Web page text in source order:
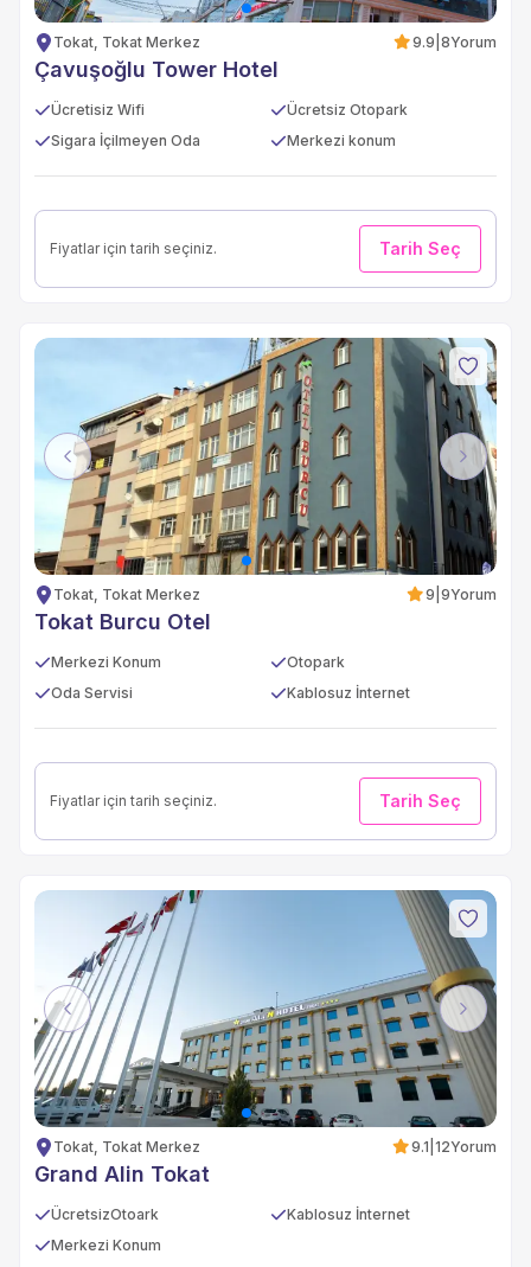
Tokat, Tokat Merkez 9.9 8Yorum
Çavuşoğlu Tower Hotel
Ücretisiz Wifi
Ücretsiz Otopark
Sigara İçilmeyen Oda
Merkezi konum
Fiyatlar için tarih seçiniz. Tarih Seç
Previous Next
Tokat, Tokat Merkez 9 9Yorum
Tokat Burcu Otel
Merkezi Konum
Otopark
Oda Servisi
Kablosuz İnternet
Fiyatlar için tarih seçiniz. Tarih Seç
Previous Next
Tokat, Tokat Merkez 9.1 12Yorum
Grand Alin Tokat
ÜcretsizOtoark
Kablosuz İnternet
Merkezi Konum